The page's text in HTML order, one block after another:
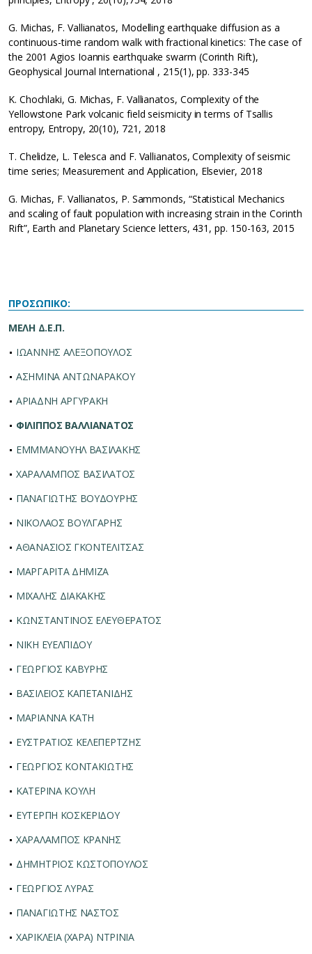
G. Michas, F. Vallianatos, Modelling earthquake diffusion as a
continuous-time random walk with fractional kinetics: The case of
the 2001 Agios Ioannis earthquake swarm (Corinth Rift),
Geophysical Journal International , 215(1), pp. 333-345
K. Chochlaki, G. Michas, F. Vallianatos, Complexity of the
Yellowstone Park volcanic field seismicity in terms of Tsallis
entropy, Entropy, 20(10), 721, 2018
T. Chelidze, L. Telesca and F. Vallianatos, Complexity of seismic
time series; Measurement and Application, Elsevier, 2018
G. Michas, F. Vallianatos, P. Sammonds, “Statistical Mechanics
and scaling of fault population with increasing strain in the Corinth
Rift”, Earth and Planetary Science letters, 431, pp. 150-163, 2015
ΠΡΟΣΩΠΙΚΟ:
ΜΕΛΗ Δ.Ε.Π.
ΙΩΑΝΝΗΣ ΑΛΕΞΟΠΟΥΛΟΣ
ΑΣΗΜΙΝΑ ΑΝΤΩΝΑΡΑΚΟΥ
ΑΡΙΑΔΝΗ ΑΡΓΥΡΑΚΗ
ΦΙΛΙΠΠΟΣ ΒΑΛΛΙΑΝΑΤΟΣ
ΕΜΜΜΑΝΟΥΗΛ ΒΑΣΙΛΑΚΗΣ
ΧΑΡΑΛΑΜΠΟΣ ΒΑΣΙΛΑΤΟΣ
ΠΑΝΑΓΙΩΤΗΣ ΒΟΥΔΟΥΡΗΣ
ΝΙΚΟΛΑΟΣ ΒΟΥΛΓΑΡΗΣ
ΑΘΑΝΑΣΙΟΣ ΓΚΟΝΤΕΛΙΤΣΑΣ
ΜΑΡΓΑΡΙΤΑ ΔΗΜΙΖΑ
ΜΙΧΑΛΗΣ ΔΙΑΚΑΚΗΣ
ΚΩΝΣΤΑΝΤΙΝΟΣ ΕΛΕΥΘΕΡΑΤΟΣ
ΝΙΚΗ ΕΥΕΛΠΙΔΟΥ
ΓΕΩΡΓΙΟΣ ΚΑΒΥΡΗΣ
ΒΑΣΙΛΕΙΟΣ ΚΑΠΕΤΑΝΙΔΗΣ
ΜΑΡΙΑΝΝΑ ΚΑΤΗ
ΕΥΣΤΡΑΤΙΟΣ ΚΕΛΕΠΕΡΤΖΗΣ
ΓΕΩΡΓΙΟΣ ΚΟΝΤΑΚΙΩΤΗΣ
ΚΑΤΕΡΙΝΑ ΚΟΥΛΗ
ΕΥΤΕΡΠΗ ΚΟΣΚΕΡΙΔΟΥ
ΧΑΡΑΛΑΜΠΟΣ ΚΡΑΝΗΣ
ΔΗΜΗΤΡΙΟΣ ΚΩΣΤΟΠΟΥΛΟΣ
ΓΕΩΡΓΙΟΣ ΛΥΡΑΣ
ΠΑΝΑΓΙΩΤΗΣ ΝΑΣΤΟΣ
ΧΑΡΙΚΛΕΙΑ (ΧΑΡΑ) ΝΤΡΙΝΙΑ